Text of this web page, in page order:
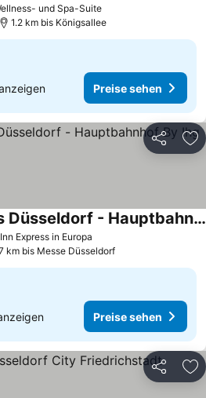
und Spa-Suite
1.2 km bis Königsallee
Preise sehen
Teilen
Express in Europa
Holiday Inn Express Düsseldorf - Hauptbahnhof By Ihg
km bis Messe Düsseldorf
Preise sehen
Teilen